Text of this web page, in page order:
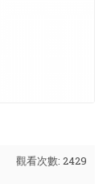
觀看次數: 2429